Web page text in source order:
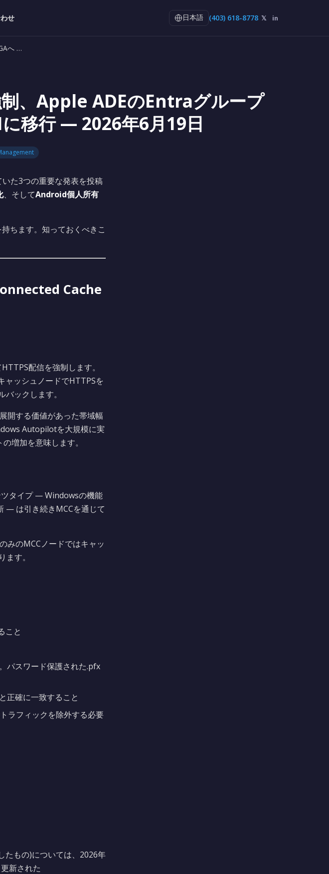
せ 日本語 (403) 618-8778 𝕏 in
へ …
、Apple ADEのEntraグループ
移行 — 2026年6月19日
た3つの重要な発表を投稿
、そしてAndroid個人所有
ちます。知っておくべきこ
Cache
配信を強制します。
ッシュノードでHTTPSを
ックします。
開する価値があった帯域幅
Autopilotを大規模に実
増加を意味します。
タイプ — Windowsの機能
— は引き続きMCCを通じて
みのMCCノードではキャッ
す。
こと
パスワード保護された.pfx
正確に一致すること
ラフィックを除外する必要
もの)については、2026年
新された